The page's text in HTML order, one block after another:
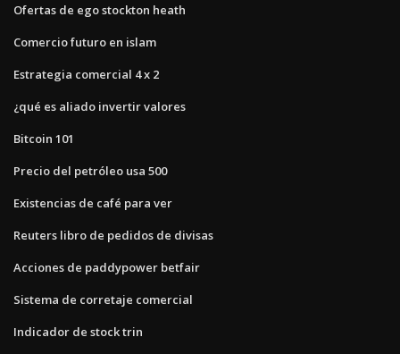
Ofertas de ego stockton heath
Comercio futuro en islam
Estrategia comercial 4 x 2
¿qué es aliado invertir valores
Bitcoin 101
Precio del petróleo usa 500
Existencias de café para ver
Reuters libro de pedidos de divisas
Acciones de paddypower betfair
Sistema de corretaje comercial
Indicador de stock trin